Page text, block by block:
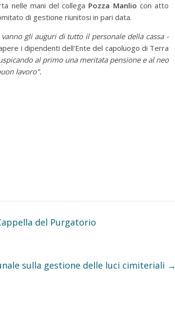
nelle mani del collega Pozza Manlio con atto
di gestione riunitosi in pari data.
gli auguri di tutto il personale della cassa -
i dipendenti dell'Ente del capoluogo di Terra
al primo una meritata pensione e al neo
lavoro".
del Purgatorio
sulla gestione delle luci cimiteriali →